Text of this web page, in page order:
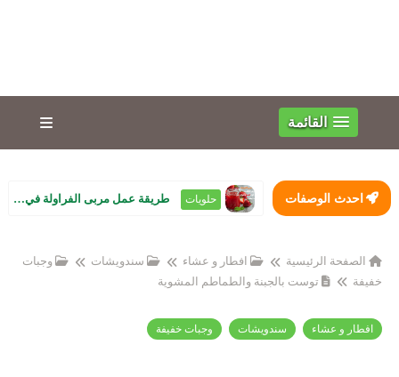
القائمة
احدث الوصفات حلويات طريقة عمل مربى الفراولة في البيت زي الجاهزة بالظبط.. لون أحمر وقوام تقيل ...
الصفحة الرئيسية افطار و عشاء سندويشات
وجبات
خفيفة
توست بالجبنة والطماطم المشوية
افطار و عشاء سندويشات وجبات خفيفة